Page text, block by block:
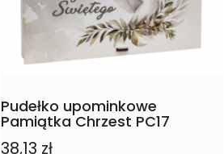
Pudełko upominkowe
Pamiątka Chrzest PC17
38,13 zł